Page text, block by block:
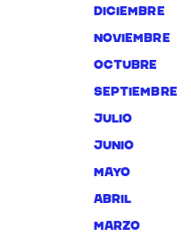
diciembre
noviembre
octubre
septiembre
julio
junio
mayo
abril
marzo